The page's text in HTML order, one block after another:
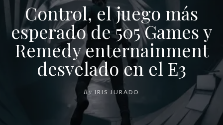
Control, el juego más
esperado de 505 Games y
Remedy enternainment
desvelado en el E3
By IRIS JURADO